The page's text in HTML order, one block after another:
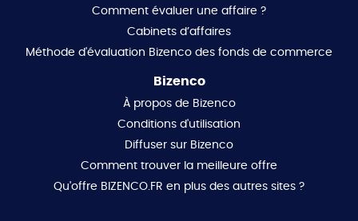
Comment évaluer une affaire ?
Cabinets d’affaires
Méthode d'évaluation Bizenco des fonds de commerce
Bizenco
À propos de Bizenco
Conditions d'utilisation
Diffuser sur Bizenco
Comment trouver la meilleure offre
Qu'offre BIZENCO.FR en plus des autres sites ?